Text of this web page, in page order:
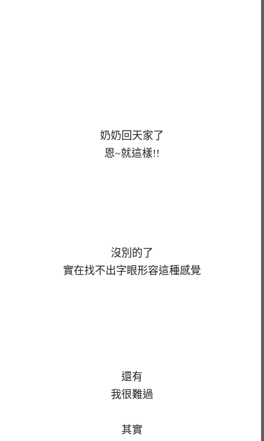
奶奶回天家了
恩~就這樣!!
沒別的了
實在找不出字眼形容這種感覺
還有
我很難過
其實